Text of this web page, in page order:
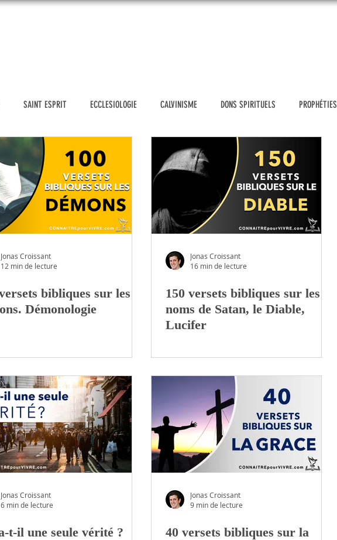
SAINT ESPRIT ECCLESIOLOGIE CALVINISME DONS SPIRITUELS PROPHÉTIES
VERSETS BIBLIQUES POLITIQUE HOMOSEXUALITE FAUX PROPHÈTES D'AUJOURD'HUI
VIDEOS MARIAGE & FAMILLE ÉTHIQUE CHRÉTIENNE OUTILS D'EVANGELISATION
Jonas Croissant
12 min de lecture
bibliques sur les
Démonologie
Jonas Croissant
16 min de lecture
150 versets bibliques sur les
noms de Satan, le Diable,
Lucifer
Jonas Croissant
6 min de lecture
t-il une seule vérité ?
Jonas Croissant
9 min de lecture
40 versets bibliques sur la